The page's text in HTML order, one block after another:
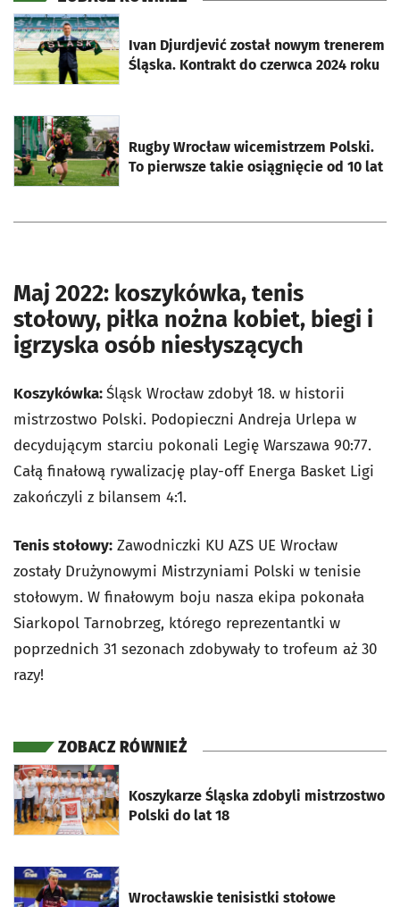
Ivan Djurdjević został nowym trenerem
Śląska. Kontrakt do czerwca 2024 roku
otworzy się w nowej karcie
Rugby Wrocław wicemistrzem Polski.
To pierwsze takie osiągnięcie od 10 lat
otworzy się w nowej karcie
Maj 2022: koszykówka, tenis
stołowy, piłka nożna kobiet, biegi i
igrzyska osób niesłyszących
Koszykówka:Śląsk Wrocław zdobył 18. w historii
mistrzostwo Polski. Podopieczni Andreja Urlepa w
decydującym starciu pokonali Legię Warszawa 90:77.
Całą finałową rywalizację play-off Energa Basket Ligi
zakończyli z bilansem 4:1.
Tenis stołowy: Zawodniczki KU AZS UE Wrocław
zostały Drużynowymi Mistrzyniami Polski w tenisie
stołowym. W finałowym boju nasza ekipa pokonała
Siarkopol Tarnobrzeg, którego reprezentantki w
poprzednich 31 sezonach zdobywały to trofeum aż 30
razy!
ZOBACZ RÓWNIEŻ
Koszykarze Śląska zdobyli mistrzostwo
Polski do lat 18
otworzy się w nowej karcie
Wrocławskie tenisistki stołowe
otworzy się w nowej karcie